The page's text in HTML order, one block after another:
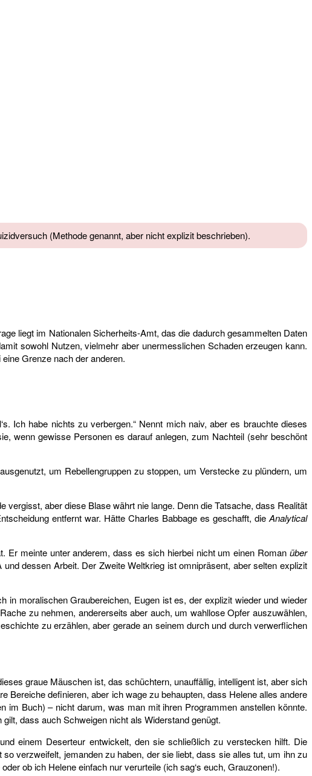
(Methode genannt, aber nicht explizit beschrieben).
liegt im Nationalen Sicherheits-Amt, das die dadurch gesammelten Daten
sowohl Nutzen, vielmehr aber unermesslichen Schaden erzeugen kann.
Grenze nach der anderen.
Ich habe nichts zu verbergen.“ Nennt mich naiv, aber es brauchte dieses
wenn gewisse Personen es darauf anlegen, zum Nachteil (sehr beschönt
um Rebellengruppen zu stoppen, um Verstecke zu plündern, um
aber diese Blase währt nie lange. Denn die Tatsache, dass Realität
entfernt war. Hätte Charles Babbage es geschafft, die Analytical
Er meinte unter anderem, dass es sich hierbei nicht um einen Roman über
dessen Arbeit. Der Zweite Weltkrieg ist omnipräsent, aber selten explizit
moralischen Graubereichen, Eugen ist es, der explizit wieder und wieder
zu nehmen, andererseits aber auch, um wahllose Opfer auszuwählen,
zu erzählen, aber gerade an seinem durch und durch verwerflichen
graue Mäuschen ist, das schüchtern, unauffällig, intelligent ist, aber sich
definieren, aber ich wage zu behaupten, dass Helene alles andere
im Buch) – nicht darum, was man mit ihren Programmen anstellen könnte.
dass auch Schweigen nicht als Widerstand genügt.
einem Deserteur entwickelt, den sie schließlich zu verstecken hilft. Die
verzweifelt, jemanden zu haben, der sie liebt, dass sie alles tut, um ihn zu
ob ich Helene einfach nur verurteile (ich sag‘s euch, Grauzonen!).